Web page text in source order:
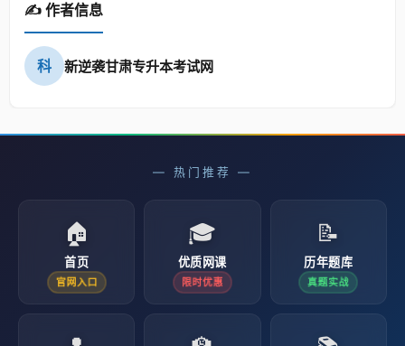
✍️ 作者信息
科 新逆袭甘肃专升本考试网
— 热门推荐 —
🏠
首页
官网入口
🎓
优质网课
限时优惠
📝
历年题库
真题实战